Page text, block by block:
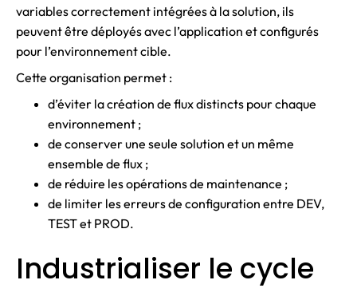
variables correctement intégrées à la solution, ils
peuvent être déployés avec l’application et configurés
pour l’environnement cible.
Cette organisation permet :
d’éviter la création de flux distincts pour chaque
environnement ;
de conserver une seule solution et un même
ensemble de flux ;
de réduire les opérations de maintenance ;
de limiter les erreurs de configuration entre DEV,
TEST et PROD.
Industrialiser le cycle